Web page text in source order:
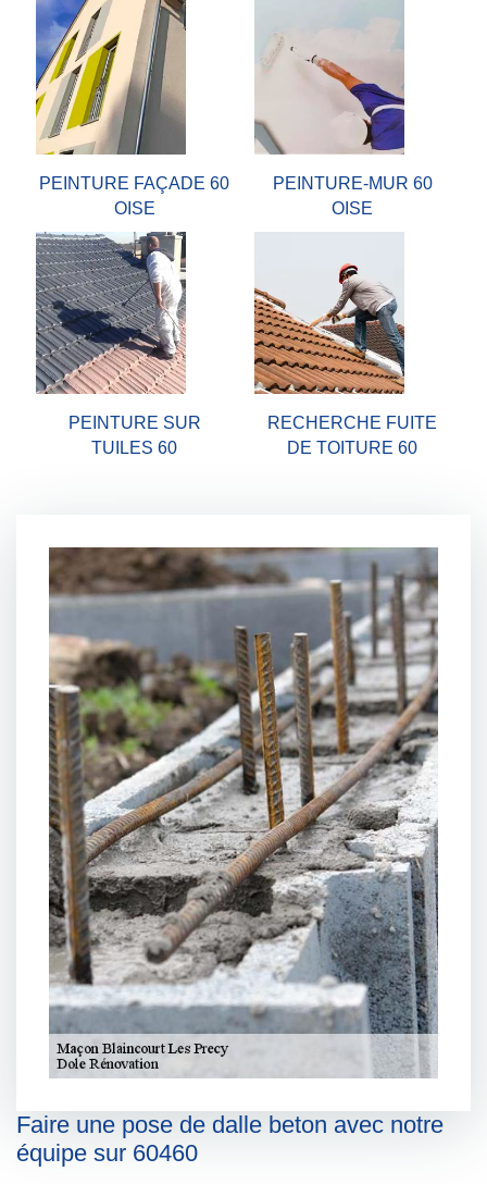
PEINTURE FAÇADE 60
OISE
PEINTURE-MUR 60
OISE
PEINTURE SUR
TUILES 60
RECHERCHE FUITE
DE TOITURE 60
Faire une pose de dalle beton avec notre
équipe sur 60460